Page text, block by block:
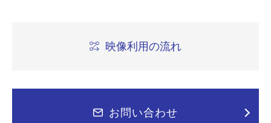
映像利用の流れ
お問い合わせ